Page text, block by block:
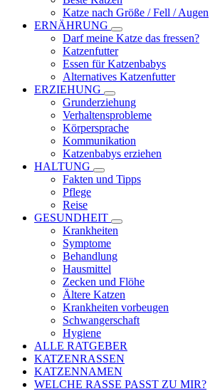
Katze nach Größe / Fell / Augen
ERNÄHRUNG
Darf meine Katze das fressen?
Katzenfutter
Essen für Katzenbabys
Alternatives Katzenfutter
ERZIEHUNG
Grunderziehung
Verhaltensprobleme
Körpersprache
Kommunikation
Katzenbabys erziehen
HALTUNG
Fakten und Tipps
Pflege
Reise
GESUNDHEIT
Krankheiten
Symptome
Behandlung
Hausmittel
Zecken und Flöhe
Ältere Katzen
Krankheiten vorbeugen
Schwangerschaft
Hygiene
ALLE RATGEBER
KATZENRASSEN
KATZENNAMEN
WELCHE RASSE PASST ZU MIR?